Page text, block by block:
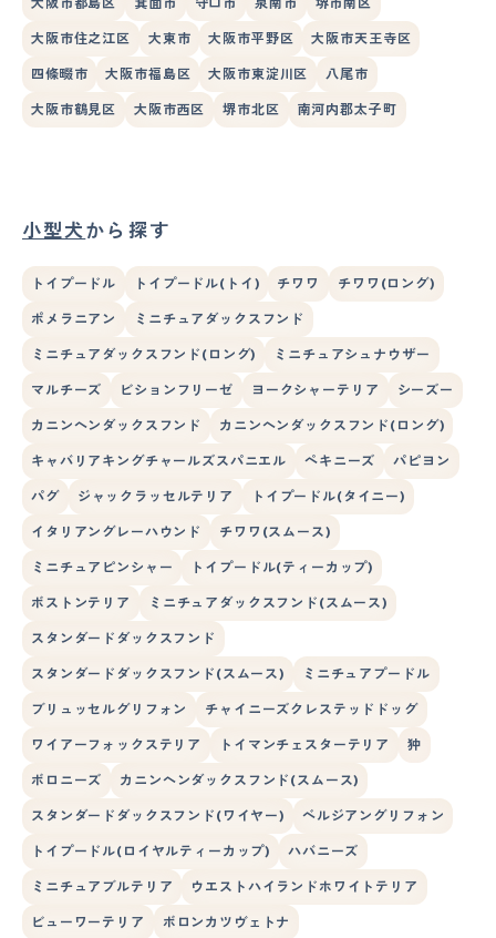
大阪市住之江区 大東市 大阪市平野区 大阪市天王寺区
四條畷市 大阪市福島区 大阪市東淀川区 八尾市
大阪市鶴見区 大阪市西区 堺市北区 南河内郡太子町
小型犬から探す
トイプードル トイプードル(トイ) チワワ チワワ(ロング)
ポメラニアン ミニチュアダックスフンド
ミニチュアダックスフンド(ロング) ミニチュアシュナウザー
マルチーズ ビションフリーゼ ヨークシャーテリア シーズー
カニンヘンダックスフンド カニンヘンダックスフンド(ロング)
キャバリアキングチャールズスパニエル ペキニーズ パピヨン
パグ ジャックラッセルテリア トイプードル(タイニー)
イタリアングレーハウンド チワワ(スムース)
ミニチュアピンシャー トイプードル(ティーカップ)
ボストンテリア ミニチュアダックスフンド(スムース)
スタンダードダックスフンド
スタンダードダックスフンド(スムース) ミニチュアプードル
ブリュッセルグリフォン チャイニーズクレステッドドッグ
ワイアーフォックステリア トイマンチェスターテリア 狆
ボロニーズ カニンヘンダックスフンド(スムース)
スタンダードダックスフンド(ワイヤー) ベルジアングリフォン
トイプードル(ロイヤルティーカップ) ハバニーズ
ミニチュアブルテリア ウエストハイランドホワイトテリア
ビューワーテリア ボロンカツヴェトナ